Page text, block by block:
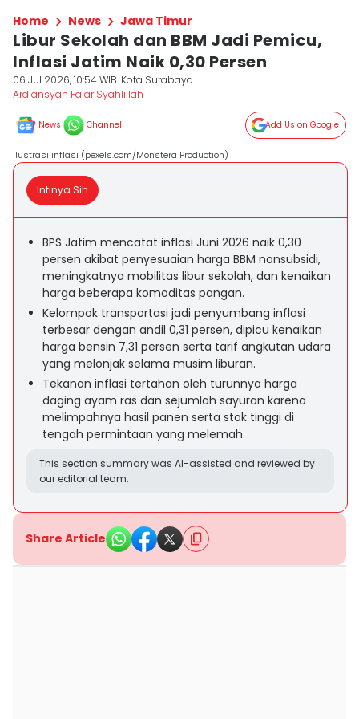
Home News Jawa Timur
Libur Sekolah dan BBM Jadi Pemicu,
Inflasi Jatim Naik 0,30 Persen
06 Jul 2026, 10:54 WIB Kota Surabaya
Ardiansyah Fajar Syahlillah
News Channel Add Us on Google
ilustrasi inflasi (pexels.com/Monstera Production)
Intinya Sih
BPS Jatim mencatat inflasi Juni 2026 naik 0,30
persen akibat penyesuaian harga BBM nonsubsidi,
meningkatnya mobilitas libur sekolah, dan kenaikan
harga beberapa komoditas pangan.
Kelompok transportasi jadi penyumbang inflasi
terbesar dengan andil 0,31 persen, dipicu kenaikan
harga bensin 7,31 persen serta tarif angkutan udara
yang melonjak selama musim liburan.
Tekanan inflasi tertahan oleh turunnya harga
daging ayam ras dan sejumlah sayuran karena
melimpahnya hasil panen serta stok tinggi di
tengah permintaan yang melemah.
This section summary was AI-assisted and reviewed by
our editorial team.
Share Article